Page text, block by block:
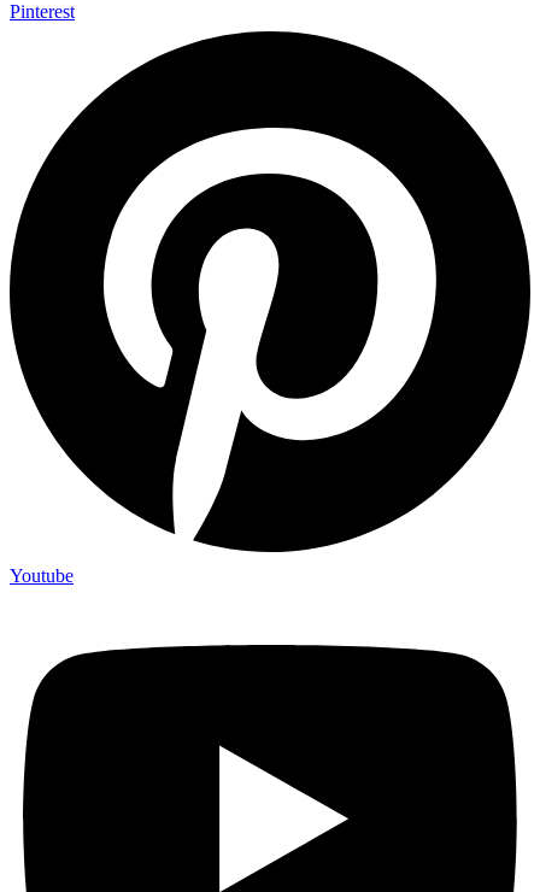
Pinterest
Youtube